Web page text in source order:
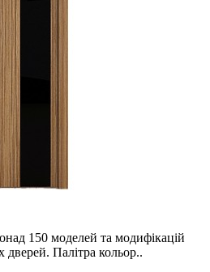
150 моделей та модифікацій
Палітра кольор..